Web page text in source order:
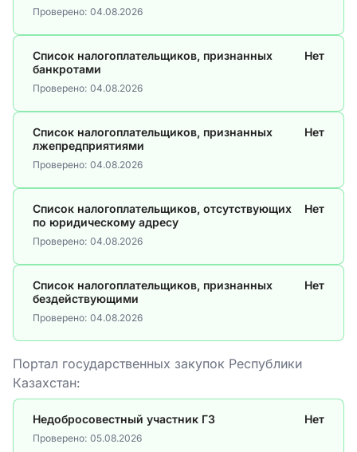
Проверено: 04.08.2026
Список налогоплательщиков, признанных
банкротами
Нет
Проверено: 04.08.2026
Список налогоплательщиков, признанных
лжепредприятиями
Нет
Проверено: 04.08.2026
Список налогоплательщиков, отсутствующих
по юридическому адресу
Нет
Проверено: 04.08.2026
Список налогоплательщиков, признанных
бездействующими
Нет
Проверено: 04.08.2026
Портал государственных закупок Республики
Казахстан:
Недобросовестный участник ГЗ Нет
Проверено: 05.08.2026